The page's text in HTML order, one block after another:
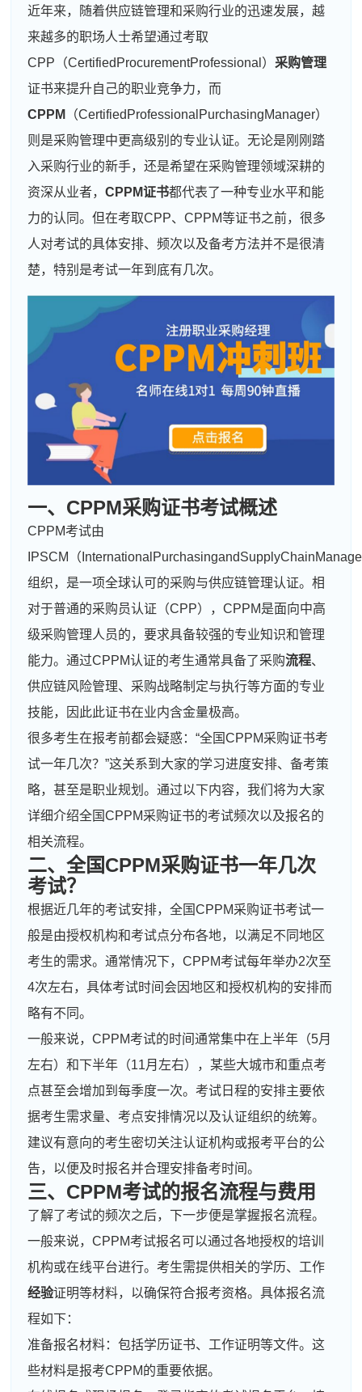
近年来，随着供应链管理和采购行业的迅速发展，越
来越多的职场人士希望通过考取
CPP（CertifiedProcurementProfessional） 采购管理
证书来提升自己的职业竞争力，而
CPPM
（CertifiedProfessionalPurchasingManager）
则是采购管理中更高级别的专业认证。无论是刚刚踏
入采购行业的新手，还是希望在采购管理领域深耕的
资深从业者，CPPM证书都代表了一种专业水平和能
力的认同。但在考取CPP、CPPM等证书之前，很多
人对考试的具体安排、频次以及备考方法并不是很清
楚，特别是考试一年到底有几次。
一、CPPM采购证书考试概述
CPPM考试由
IPSCM（
组织，是一项全球认可的采购与供应链管理认证。相
对于普通的采购员认证（CPP），CPPM是面向中高
级采购管理人员的，要求具备较强的专业知识和管理
能力。通过CPPM认证的考生通常具备了采购流程、
供应链风险管理、采购战略制定与执行等方面的专业
技能，因此此证书在业内含金量极高。
很多考生在报考前都会疑惑：“全国CPPM采购证书考
试一年几次？”这关系到大家的学习进度安排、备考策
略，甚至是职业规划。通过以下内容，我们将为大家
详细介绍全国CPPM采购证书的考试频次以及报名的
相关流程。
二、全国CPPM采购证书一年几次
考试？
根据近几年的考试安排，全国CPPM采购证书考试一
般是由授权机构和考试点分布各地，以满足不同地区
考生的需求。通常情况下，CPPM考试每年举办2次至
4次左右，具体考试时间会因地区和授权机构的安排而
略有不同。
一般来说，CPPM考试的时间通常集中在上半年（5月
左右）和下半年（11月左右），某些大城市和重点考
点甚至会增加到每季度一次。考试日程的安排主要依
据考生需求量、考点安排情况以及认证组织的统筹。
建议有意向的考生密切关注认证机构或报考平台的公
告，以便及时报名并合理安排备考时间。
三、CPPM考试的报名流程与费用
了解了考试的频次之后，下一步便是掌握报名流程。
一般来说，CPPM考试报名可以通过各地授权的培训
机构或在线平台进行。考生需提供相关的学历、工作
经验证明等材料，以确保符合报考资格。具体报名流
程如下：
准备报名材料：包括学历证书、工作证明等文件。这
些材料是报考CPPM的重要依据。